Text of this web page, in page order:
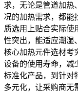
求，无论是管道加热
况的加热需求，都能
质选用上贴合实际使
性突出，能适应潮湿
核心加热元件选材考
设备的使用寿命，减
标准化产品，到针对
多元化，让采购商无